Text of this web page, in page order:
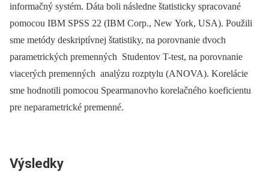
informačný systém. Dáta boli následne štatisticky spracované
pomocou IBM SPSS 22 (IBM Corp., New York, USA). Použili
sme metódy deskriptívnej štatistiky, na porovnanie dvoch
parametrických premenných Studentov T-test, na porovnanie
viacerých premenných analýzu rozptylu (ANOVA). Korelácie
sme hodnotili pomocou Spearmanovho korelačného koeficientu
pre neparametrické premenné.
Výsledky